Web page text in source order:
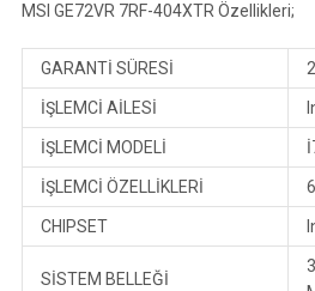
MSI GE72VR 7RF-404XTR Özellikleri;
GARANTİ SÜRESİ
İŞLEMCİ AİLESİ
İŞLEMCİ MODELİ
İŞLEMCİ ÖZELLİKLERİ
CHIPSET
SİSTEM BELLEĞİ